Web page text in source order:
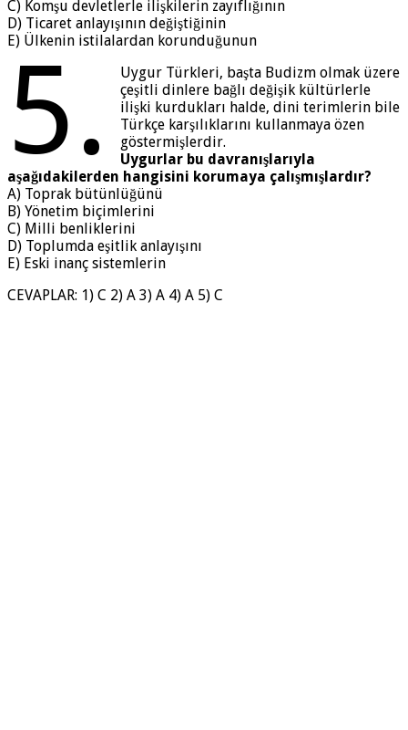
C) Komşu devletlerle ilişkilerin zayıflığının
D) Ticaret anlayışının değiştiğinin
E) Ülkenin istilalardan korunduğunun
5.
Uygur Türkleri, başta Budizm olmak üzere
çeşitli dinlere bağlı değişik kültürlerle
ilişki kurdukları halde, dini terimlerin bile
Türkçe karşılıklarını kullanmaya özen
göstermişlerdir.
Uygurlar bu davranışlarıyla
aşağıdakilerden hangisini korumaya çalışmışlardır?
A) Toprak bütünlüğünü
B) Yönetim biçimlerini
C) Milli benliklerini
D) Toplumda eşitlik anlayışını
E) Eski inanç sistemlerin
CEVAPLAR: 1) C 2) A 3) A 4) A 5) C